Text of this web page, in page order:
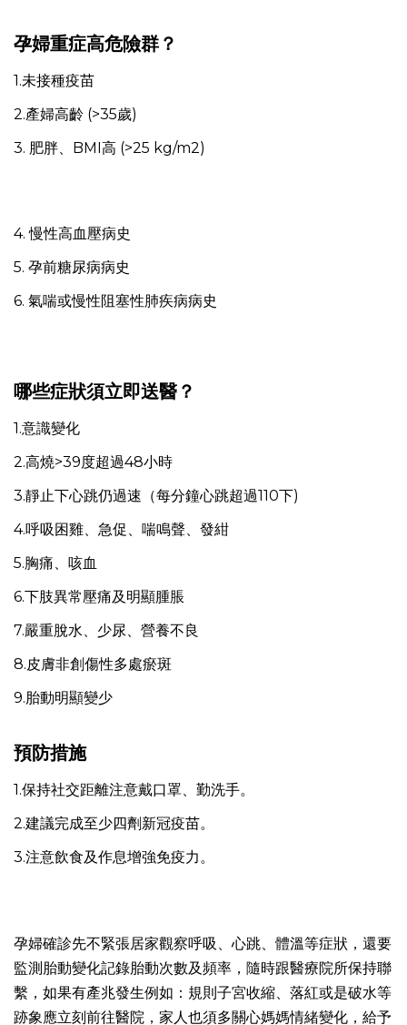
孕婦重症高危險群？
1.未接種疫苗
2.產婦高齡 (>35歲)
3. 肥胖、BMI高 (>25 kg/m2)
4. 慢性高血壓病史
5. 孕前糖尿病病史
6. 氣喘或慢性阻塞性肺疾病病史
哪些症狀須立即送醫？
1.意識變化
2.高燒>39度超過48小時
3.靜止下心跳仍過速（每分鐘心跳超過110下)
4.呼吸困雞、急促、喘鳴聲、發紺
5.胸痛、咳血
6.下肢異常壓痛及明顯腫脹
7.嚴重脫水、少尿、營養不良
8.皮膚非創傷性多處瘀斑
9.胎動明顯變少
預防措施
1.保持社交距離注意戴口罩、勤洗手。
2.建議完成至少四劑新冠疫苗。
3.注意飲食及作息增強免疫力。
孕婦確診先不緊張居家觀察呼吸、心跳、體溫等症狀，還要
監測胎動變化記錄胎動次數及頻率，隨時跟醫療院所保持聯
繫，如果有產兆發生例如：規則子宮收縮、落紅或是破水等
跡象應立刻前往醫院，家人也須多關心媽媽情緒變化，給予